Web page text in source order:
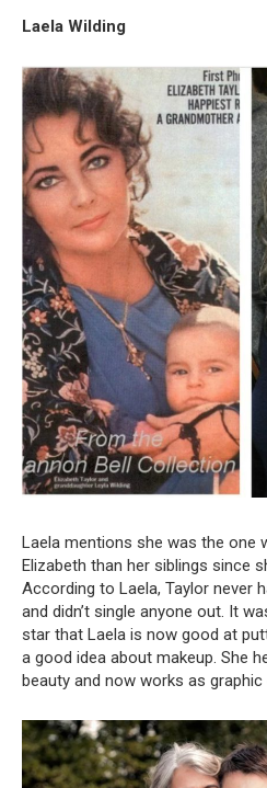
Laela Wilding
Laela mentions she was the one
Elizabeth than her siblings since
According to Laela, Taylor never
and didn’t single anyone out. It
star that Laela is now good at
a good idea about makeup. She
beauty and now works as graphic